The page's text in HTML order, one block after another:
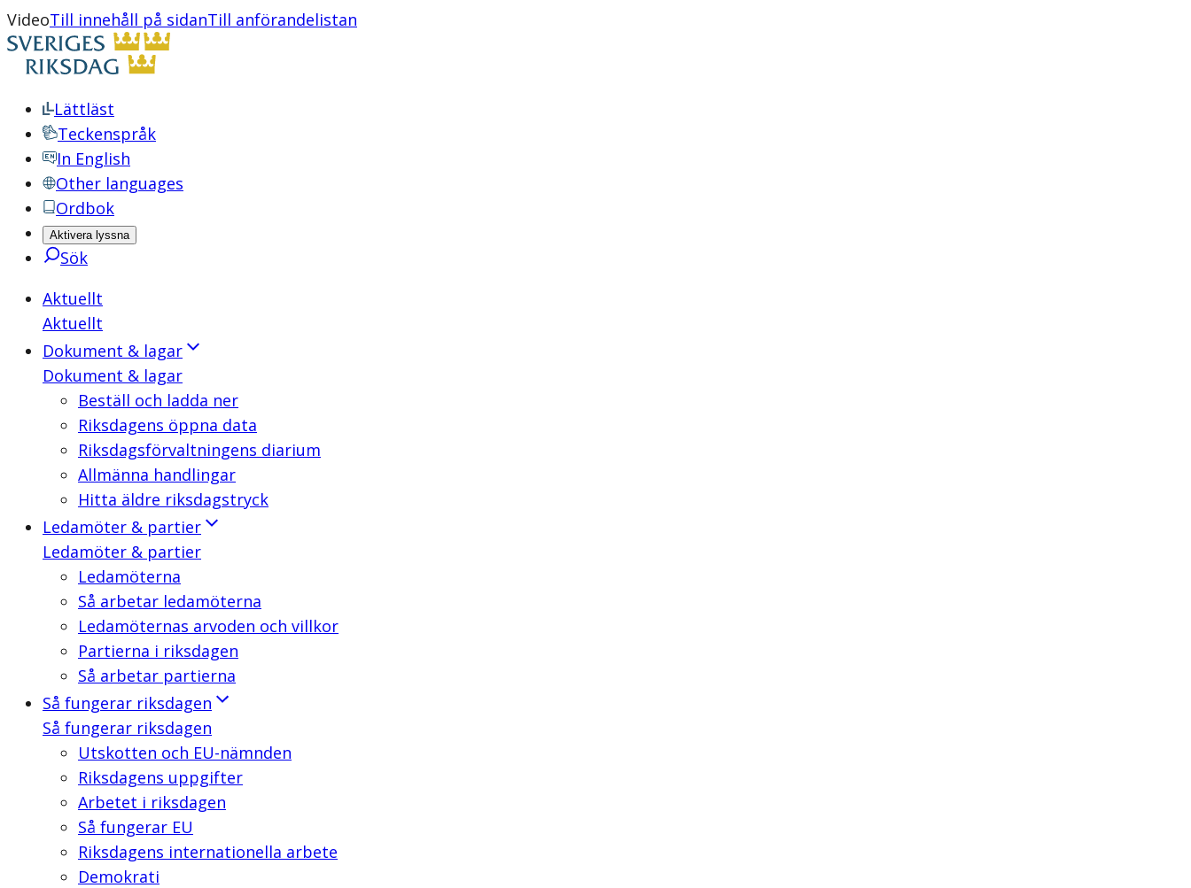
VideoTill innehåll på sidanTill anförandelistan
Lättläst
Teckenspråk
In English
Other languages
Ordbok
Aktivera lyssna
Sök
Aktuellt
Aktuellt
Dokument & lagar
Dokument & lagar
Beställ och ladda ner
Riksdagens öppna data
Riksdagsförvaltningens diarium
Allmänna handlingar
Hitta äldre riksdagstryck
Ledamöter & partier
Ledamöter & partier
Ledamöterna
Så arbetar ledamöterna
Ledamöternas arvoden och villkor
Partierna i riksdagen
Så arbetar partierna
Så fungerar riksdagen
Så fungerar riksdagen
Utskotten och EU-nämnden
Riksdagens uppgifter
Arbetet i riksdagen
Så fungerar EU
Riksdagens internationella arbete
Demokrati